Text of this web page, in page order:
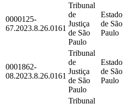
0000125-
67.2023.8.26.0161
Tribunal
de
Justiça
de São
Paulo
Estado
de São
Paulo
0001862-
08.2023.8.26.0161
Tribunal
de
Justiça
de São
Paulo
Estado
de São
Paulo
Tribunal